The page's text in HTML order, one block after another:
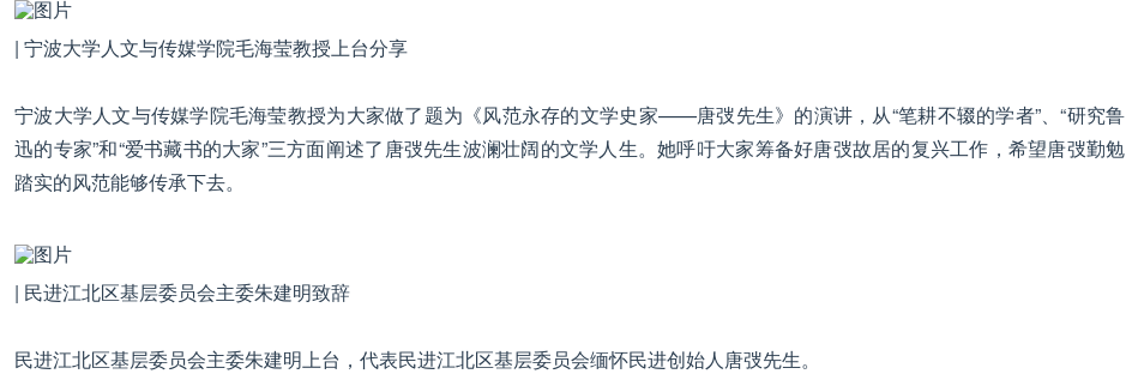
| 宁波大学人文与传媒学院毛海莹教授上台分享
宁波大学人文与传媒学院毛海莹教授为大家做了题为《风范永存的文学史家——唐弢先生》的演讲，从“笔耕不辍的学者”、“研究鲁
迅的专家”和“爱书藏书的大家”三方面阐述了唐弢先生波澜壮阔的文学人生。她呼吁大家筹备好唐弢故居的复兴工作，希望唐弢勤勉
踏实的风范能够传承下去。
| 民进江北区基层委员会主委朱建明致辞
民进江北区基层委员会主委朱建明上台，代表民进江北区基层委员会缅怀民进创始人唐弢先生。